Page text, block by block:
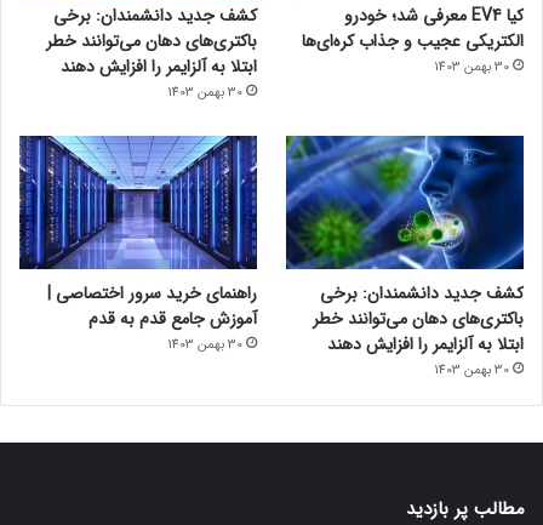
کیا EV4 معرفی شد؛ خودرو
الکتریکی عجیب و جذاب کره‌ای‌ها
30 بهمن 1403
کشف جدید دانشمندان: برخی
باکتری‌های دهان می‌توانند خطر
ابتلا به آلزایمر را افزایش دهند
30 بهمن 1403
کشف جدید دانشمندان: برخی
باکتری‌های دهان می‌توانند خطر
ابتلا به آلزایمر را افزایش دهند
30 بهمن 1403
راهنمای خرید سرور اختصاصی |
آموزش جامع قدم به قدم
30 بهمن 1403
مطالب پر بازدید